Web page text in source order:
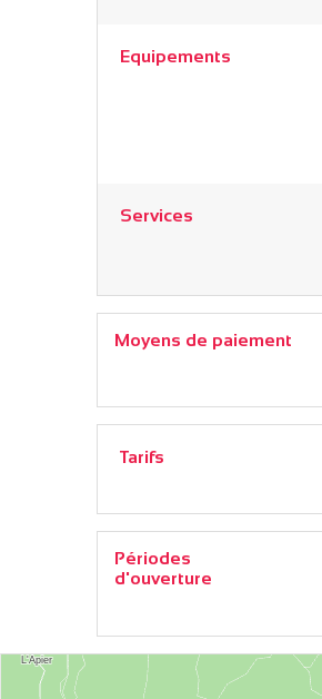
Equipements
Services
Moyens de paiement
Tarifs
Périodes
d'ouverture